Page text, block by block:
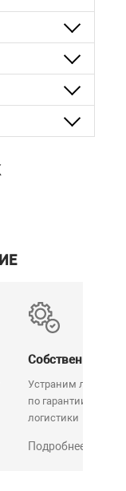
Собственный
Устраним любую
по гарантии. Срок
логистики
Подробнее